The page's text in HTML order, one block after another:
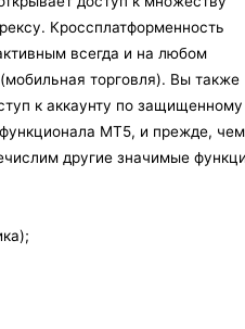
Кроссплатформенность
всегда и на любом
торговля). Вы также
к аккаунту по защищенному
MT5, и прежде, чем
другие значимые